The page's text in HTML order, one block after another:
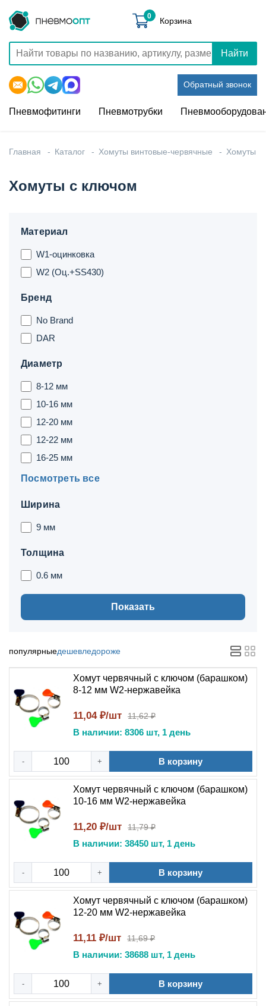
Найти
Обратный звонок
0 Корзина
Пневмофитинги Пневмотрубки
Главная Каталог Хомуты винтовые-червячные Хомуты
Хомуты с ключом
Материал
W1-оцинковка
W2 (Оц.+SS430)
Бренд
No Brand
DAR
Диаметр
8-12 мм
10-16 мм
12-20 мм
12-22 мм
16-25 мм
Посмотреть все
Ширина
9 мм
Толщина
0.6 мм
Показать
популярныедешевледороже
Хомут червячный с ключом (барашком)
8-12 мм W2-нержавейка
11,04 ₽/шт 11,62 ₽
В наличии: 8306 шт, 1 день
- + В корзину
Хомут червячный с ключом (барашком)
10-16 мм W2-нержавейка
11,20 ₽/шт 11,79 ₽
В наличии: 38450 шт, 1 день
- + В корзину
Хомут червячный с ключом (барашком)
12-20 мм W2-нержавейка
11,11 ₽/шт 11,69 ₽
В наличии: 38688 шт, 1 день
- + В корзину